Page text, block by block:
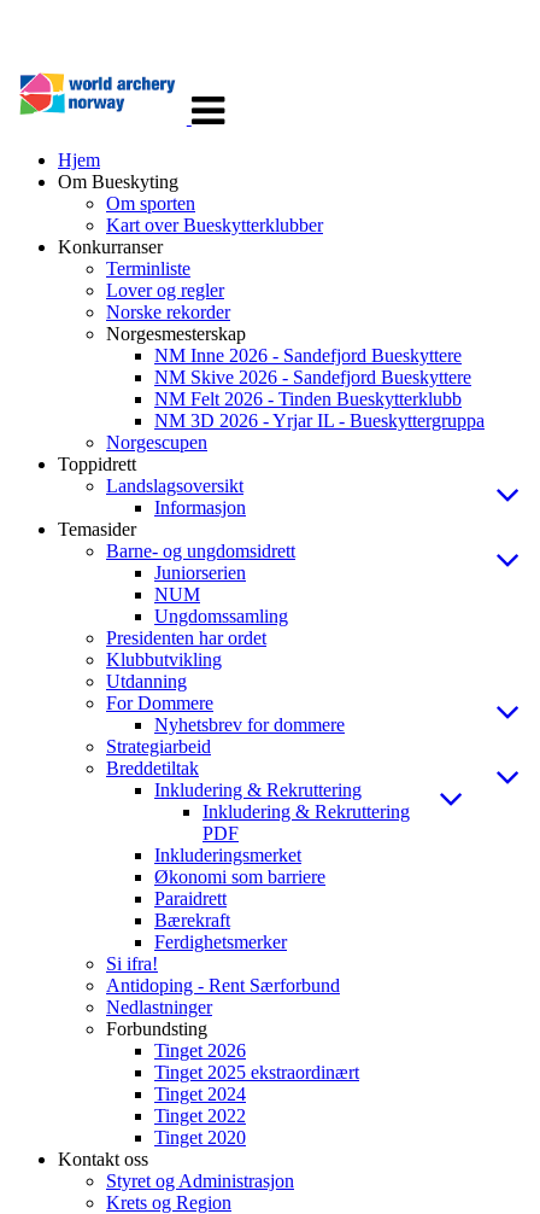
navigasjon
Hjem
Om Bueskyting
Om sporten
Kart over Bueskytterklubber
Konkurranser
Terminliste
Lover og regler
Norske rekorder
Norgesmesterskap
NM Inne 2026 - Sandefjord Bueskyttere
NM Skive 2026 - Sandefjord Bueskyttere
NM Felt 2026 - Tinden Bueskytterklubb
NM 3D 2026 - Yrjar IL - Bueskyttergruppa
Norgescupen
Toppidrett
Landslagsoversikt
Informasjon
Temasider
Barne- og ungdomsidrett
Juniorserien
NUM
Ungdomssamling
Presidenten har ordet
Klubbutvikling
Utdanning
For Dommere
Nyhetsbrev for dommere
Strategiarbeid
Breddetiltak
Inkludering & Rekruttering
Inkludering & Rekruttering
PDF
Inkluderingsmerket
Økonomi som barriere
Paraidrett
Bærekraft
Ferdighetsmerker
Si ifra!
Antidoping - Rent Særforbund
Nedlastninger
Forbundsting
Tinget 2026
Tinget 2025 ekstraordinært
Tinget 2024
Tinget 2022
Tinget 2020
Kontakt oss
Styret og Administrasjon
Krets og Region